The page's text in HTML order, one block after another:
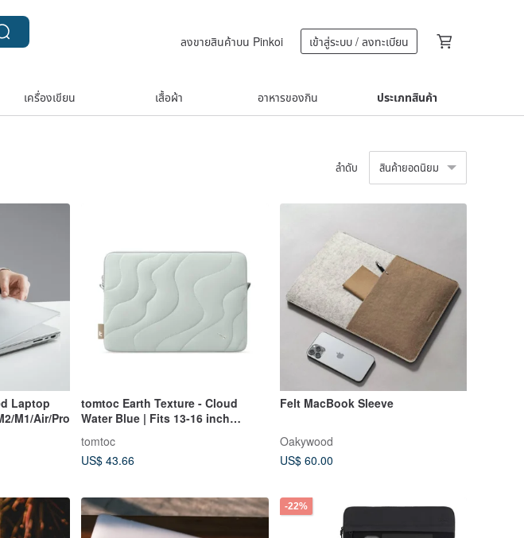
ลงขายสินค้าบน Pinkoi เข้าสู่ระบบ / ลงทะเบียน
เครื่องเขียน เสื้อผ้า อาหารของกิน ประเภทสินค้า
ลำดับ สินค้ายอดนิยม
Laptop
M1/Air/Pro
tomtoc Earth Texture - Cloud
Water Blue | Fits 13-16 inch
tomtoc
US$ 43.66
Felt MacBook Sleeve
Oakywood
US$ 60.00
-22%